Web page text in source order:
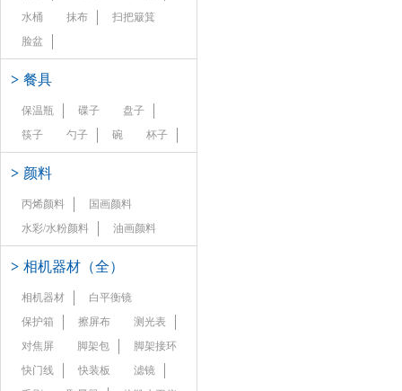
水桶
抹布
扫把簸箕
脸盆
> 餐具
保温瓶 碟子
盘子
筷子
勺子 碗 杯子
> 颜料
丙烯颜料
国画颜料
水彩/水粉颜料
油画颜料
> 相机器材（全）
相机器材
白平衡镜
保护箱
擦屏布
测光表
对焦屏
脚架包
脚架接环
快门线
快装板
滤镜